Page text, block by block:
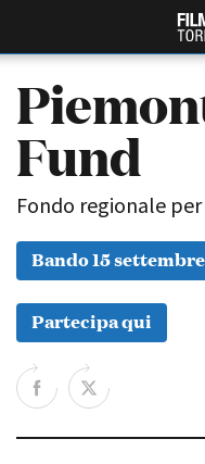
Chi siamo
Storia della Fondazione
Fund
Fondo regionale
Bando 15
Partecipa qui